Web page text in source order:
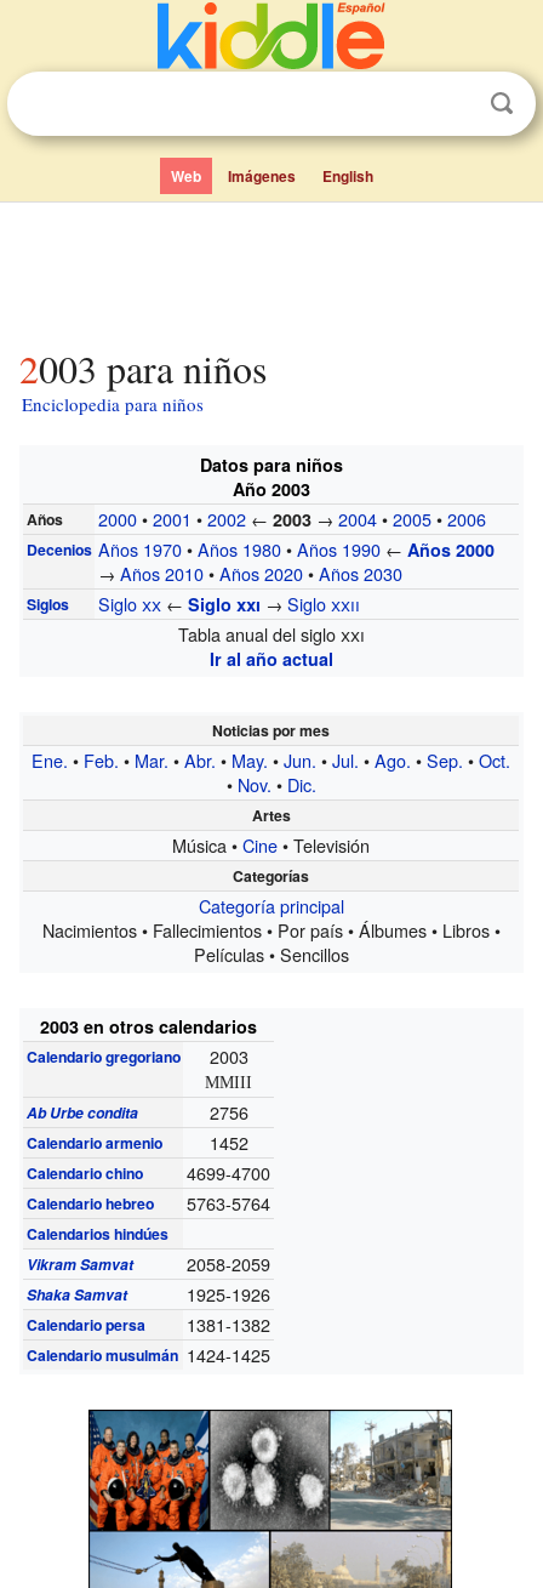
Web Imágenes English
2003 para niños
Enciclopedia para niños
Datos para niños
Año 2003
Años 2000•2001 •2002 ←2003 →2004•2005•2006
Decenios Años 1970•Años 1980•Años 1990 ←Años 2000
→Años 2010•Años 2020•Años 2030
Siglos Sigloxx ←Sigloxxi →Sigloxxii
Tabla anual del sigloxxi
Ir al año actual
Noticias por mes
Ene. • Feb. • Mar. •Abr. • May. •Jun. •Jul. •Ago. •Sep. •Oct.
• Nov. • Dic.
Artes
Música •Cine• Televisión
Categorías
Categoría principal
Nacimientos • Fallecimientos • Por país • Álbumes • Libros •
Películas • Sencillos
2003 en otros calendarios
Calendario gregoriano 2003
MMIII
Ab Urbe condita 2756
Calendario armenio 1452
Calendario chino 4699-4700
Calendario hebreo 5763-5764
Calendarios hindúes
Vikram Samvat
2058-2059
Shaka Samvat 1925-1926
Calendario persa 1381-1382
Calendario musulmán 1424-1425